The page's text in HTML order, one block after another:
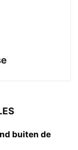
buiten de